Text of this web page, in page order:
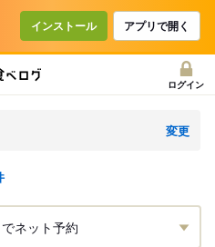
インストール アプリで開く
ログイン
変更
でネット予約